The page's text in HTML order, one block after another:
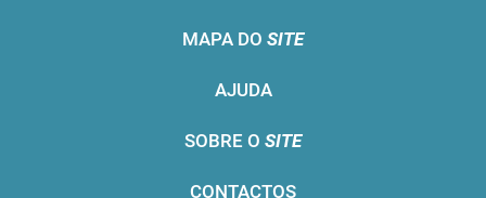
MAPA DO SITE
AJUDA
SOBRE O SITE
CONTACTOS